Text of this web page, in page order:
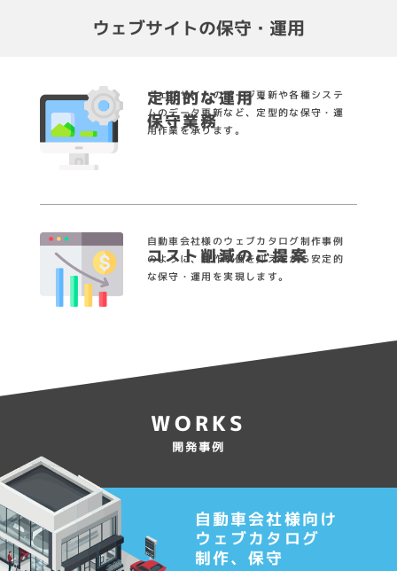
ウェブサイトの保守・運用
定期的な運用・
保守業務
ウェブサイトのページ更新や各種システ
ムのデータ更新など、定型的な保守・運
用作業を承ります。
コスト削減のご提案
自動車会社様のウェブカタログ制作事例
のように、制作単価を抑えながら安定的
な保守・運用を実現します。
WORKS
開発事例
自動車会社様向け
ウェブカタログ
制作、保守